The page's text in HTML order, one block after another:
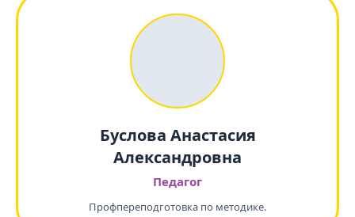
Буслова Анастасия
Александровна
Педагог
Профпереподготовка по методике.